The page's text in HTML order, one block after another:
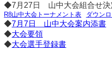
◆7月27日 山中大会組合せ決
R8山中大会トーナメント表 ダウン
◆7月7日 山中大会案内添書
◆大会要領
◆大会選手登録書